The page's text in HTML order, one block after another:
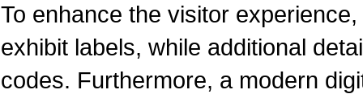
To enhance the visitor
exhibit labels, while additional
codes. Furthermore, a modern